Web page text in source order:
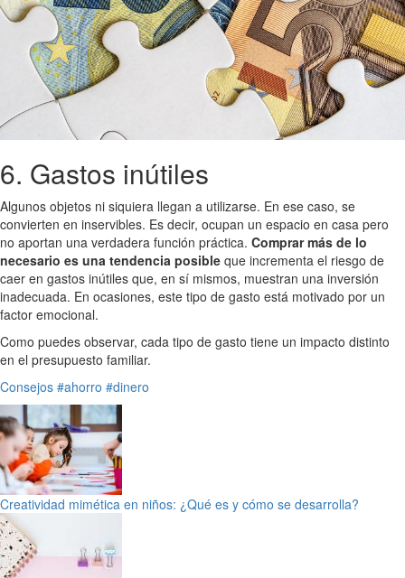
6. Gastos inútiles
Algunos objetos ni siquiera llegan a utilizarse. En ese caso, se
convierten en inservibles. Es decir, ocupan un espacio en casa pero
no aportan una verdadera función práctica. Comprar más de lo
necesario es una tendencia posible que incrementa el riesgo de
caer en gastos inútiles que, en sí mismos, muestran una inversión
inadecuada. En ocasiones, este tipo de gasto está motivado por un
factor emocional.
Como puedes observar, cada tipo de gasto tiene un impacto distinto
en el presupuesto familiar.
Consejos #ahorro #dinero
Creatividad mimética en niños: ¿Qué es y cómo se desarrolla?